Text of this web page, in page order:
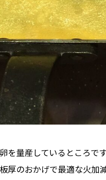
を量産しているところで
厚のおかげで最適な火加